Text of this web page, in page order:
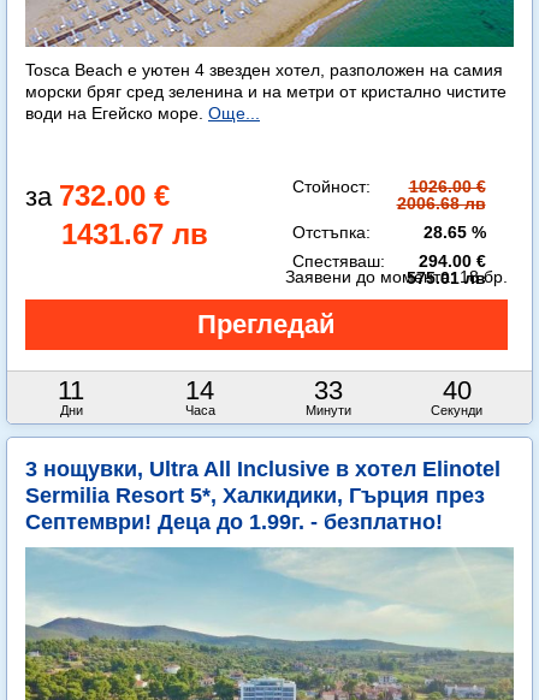
Tosca Beach е уютен 4 звезден хотел, разположен на самия
морски бряг сред зеленина и на метри от кристално чистите
води на Егейско море. Още...
732.00 €
1431.67 лв
Стойност:
1026.00 €
2006.68 лв
Отстъпка:
28.65 %
Спестяваш:
294.00 €
575.01 лв
11
Дни
14
Часа
33
Минути
38
Секунди
Заявени до момента:18 бр.
3 нощувки, Ultra All Inclusive в хотел Elinotel
Sermilia Resort 5*, Халкидики, Гърция през
Септември! Деца до 1.99г. - безплатно!